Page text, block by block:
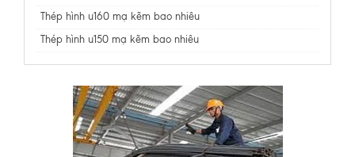
Thép hình u160 mạ kẽm bao nhiêu
Thép hình u150 mạ kẽm bao nhiêu